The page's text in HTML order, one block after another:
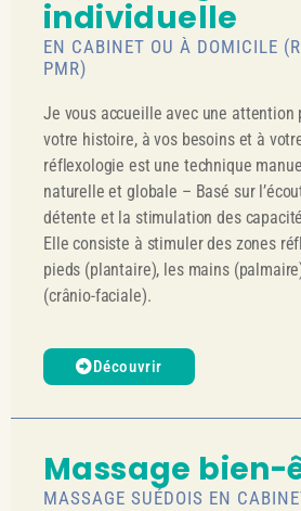
individuelle
EN CABINET OU À DOMICILE
PMR)
Je vous accueille avec une attention
votre histoire, à vos besoins et à
réflexologie est une technique
naturelle et globale – Basé sur
détente et la stimulation des
Elle consiste à stimuler des zones
pieds (plantaire), les mains
(crânio-faciale).
Découvrir
Massage bien-
MASSAGE SUÉDOIS EN